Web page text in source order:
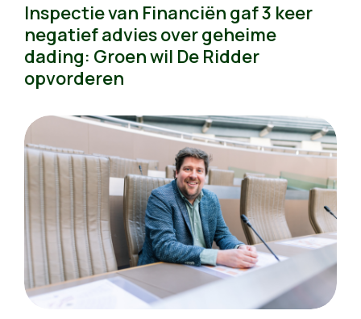
Inspectie van Financiën gaf 3 keer
negatief advies over geheime
dading: Groen wil De Ridder
opvorderen